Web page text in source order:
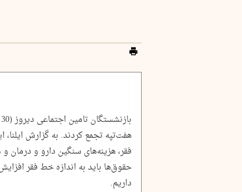
هفت‌تپه تجمع کردند. به گزارش
فقر، هزینه‌های سنگین دارو و درمان
حقوق‌ها باید به اندازه خط فقر
داریم.